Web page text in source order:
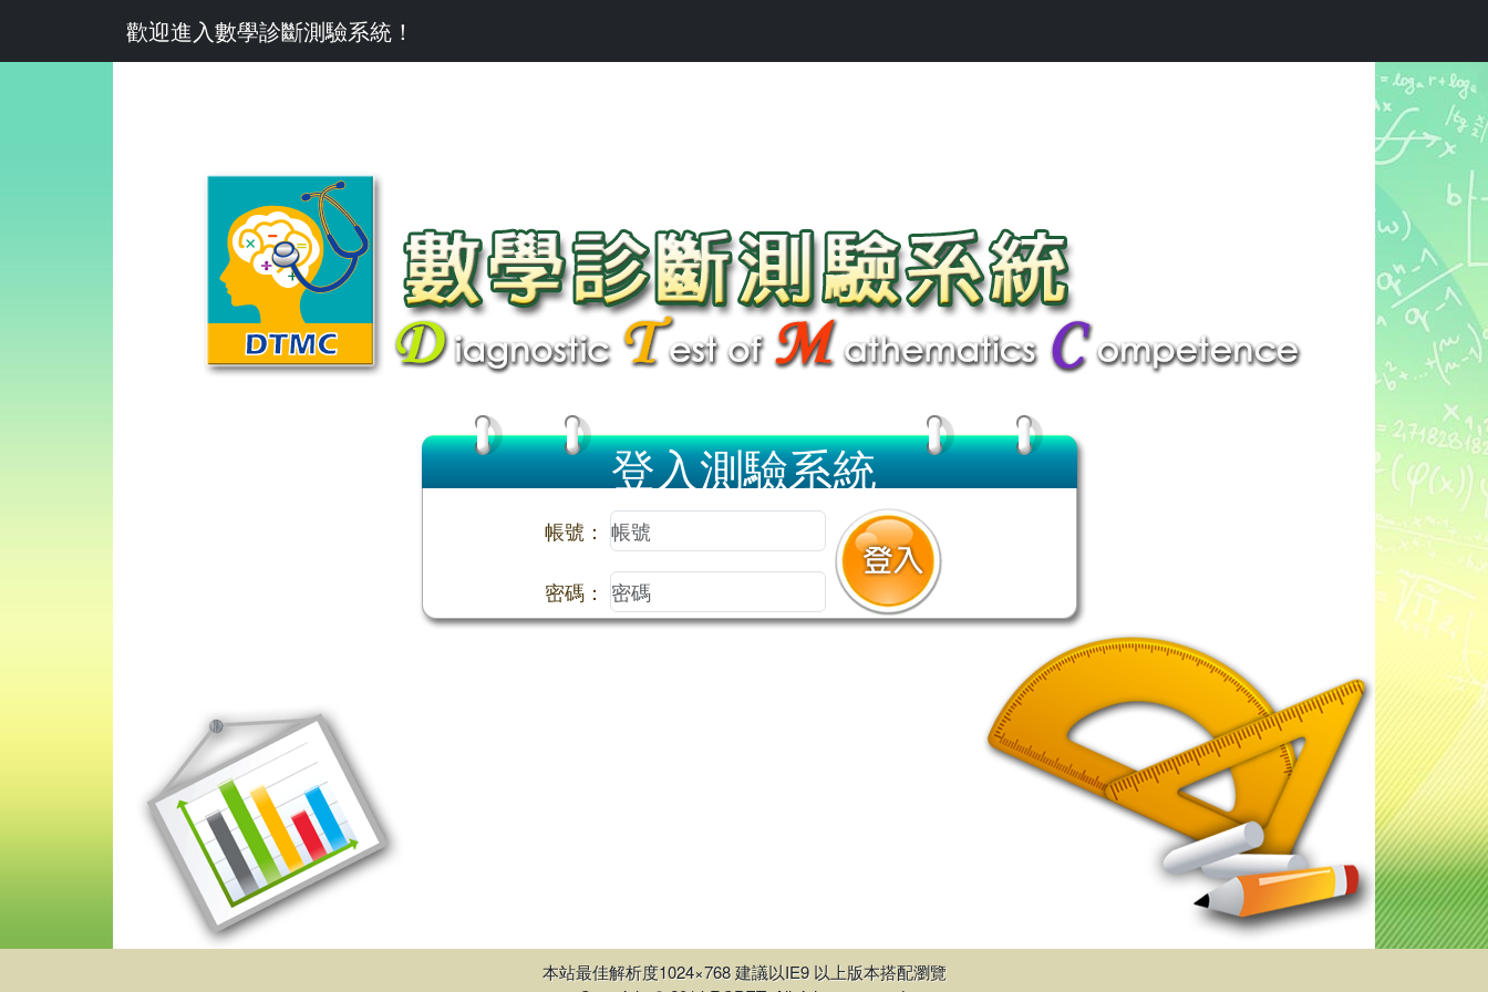
歡迎進入數學診斷測驗系統！
登入測驗系統
帳號：
密碼：
本站最佳解析度1024×768 建議以IE9 以上版本搭配瀏覽